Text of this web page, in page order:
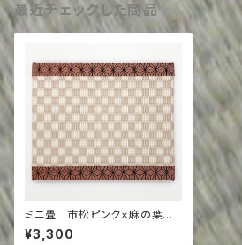
最近チェックした商品
ミニ畳 市松ピンク×麻の葉ピ
ンク
¥3,300